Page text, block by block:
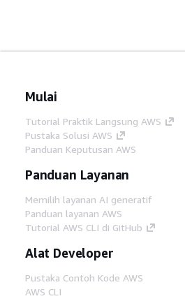
Mulai
Tutorial Praktik Langsung AWS
Pustaka Solusi AWS
Panduan Keputusan AWS
Panduan Layanan
Memilih layanan AI generatif
Panduan layanan AWS
Tutorial AWS CLI di GitHub
Alat Developer
Pustaka Contoh Kode AWS
AWS CLI